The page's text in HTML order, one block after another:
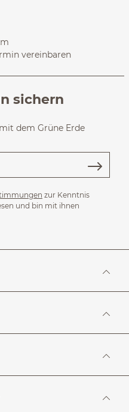
vereinbaren
sichern
dem Grüne Erde
zur Kenntnis
und bin mit ihnen